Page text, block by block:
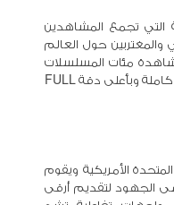
تجمع المشاهدين
حول العالم
مئات المسلسلات
والأعمال العربية الحصرية عبر الانترنت كاملة وبأعلى دقة FULL
الأمريكية ويقوم
الجهود لتقديم أرقى